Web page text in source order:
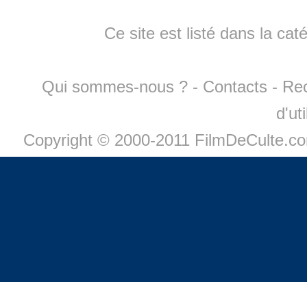
Ce site est listé dans la
Qui sommes-nous ? - Contacts -
Copyright © 2000-2011